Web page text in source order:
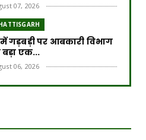
07, 2026
गड़बड़ी पर आबकारी विभाग
बड़ा एक...
06, 2026
06, 2026
25 में जल जीवन